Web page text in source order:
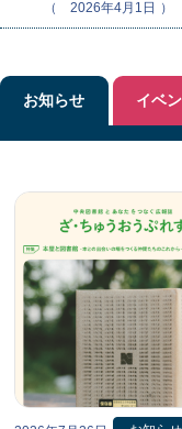
2026年4月1日
お知らせ イベ